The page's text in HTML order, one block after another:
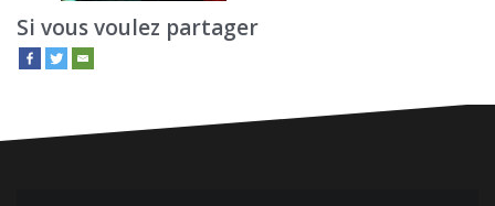
Si vous voulez partager